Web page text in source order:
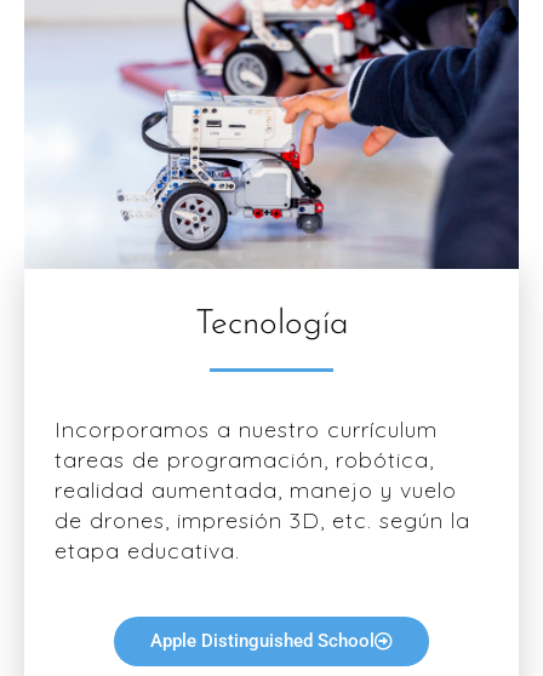
Tecnología
Incorporamos a nuestro currículum
tareas de programación, robótica,
realidad aumentada, manejo y vuelo
de drones, impresión 3D, etc. según la
etapa educativa.
Apple Distinguished School